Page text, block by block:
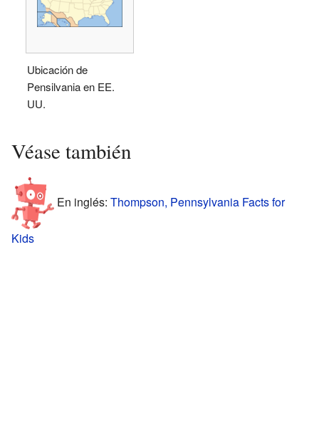
Ubicación de
Pensilvania en EE.
UU.
Véase también
En inglés: Thompson, Pennsylvania Facts for
Kids